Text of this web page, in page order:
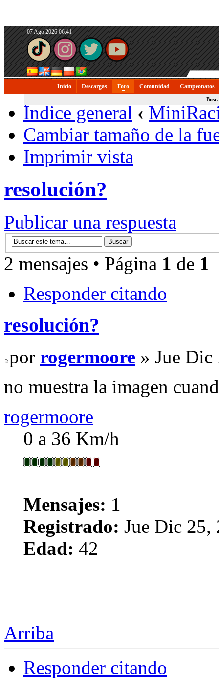
07 Ago 2026 06:41
Inicio Descargas Foro Comunidad Campeonatos
Índice general ‹
Cambiar tamaño de la
Imprimir vista
resolución?
Publicar una respuesta
2 mensajes • Página 1 de 1
Responder citando
resolución?
por rogermoore » Jue
no muestra la imagen
rogermoore
0 a 36 Km/h
Mensajes: 1
Registrado: Jue Dic 25,
Edad: 42
Arriba
Responder citando